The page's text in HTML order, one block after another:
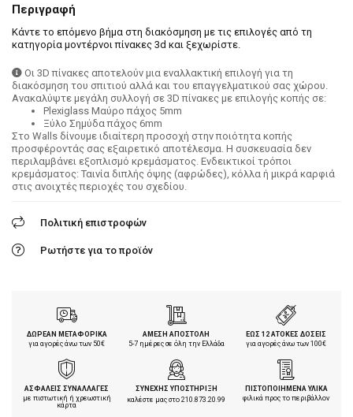
Περιγραφή
Κάντε το επόμενο βήμα στη διακόσμηση με τις επιλογές από τη
κατηγορία μοντέρνοι πίνακες 3d και ξεχωρίστε.
Οι 3D πίνακες αποτελούν μια εναλλακτική επιλογή για τη
διακόσμηση του σπιτιού αλλά και του επαγγελματικού σας χώρου.
Ανακαλύψτε μεγάλη συλλογή σε 3D πίνακες με επιλογής κοπής σε:
Plexiglass Μαύρο πάχος 5mm
Ξύλο Σημύδα πάχος 6mm
Στο Walls δίνουμε ιδιαίτερη προσοχή στην ποιότητα κοπής
προσφέροντάς σας εξαιρετικό αποτέλεσμα. Η συσκευασία δεν
περιλαμβάνει εξοπλισμό κρεμάσματος. Ενδεικτικοί τρόποι
κρεμάσματος: Ταινία διπλής όψης (αφρώδες), κόλλα ή μικρά καρφιά
στις ανοιχτές περιοχές του σχεδίου.
Πολιτική επιστροφών
Ρωτήστε για το προϊόν
ΔΩΡΕΑΝ ΜΕΤΑΦΟΡΙΚΑ
για αγορές άνω των 50€
ΑΜΕΣΗ ΑΠΟΣΤΟΛΗ
5-7 ημέρες σε όλη την Ελλάδα
ΕΩΣ 12 ΑΤΟΚΕΣ ΔΟΣΕΙΣ
για αγορές άνω των 100€
ΑΣΦΑΛΕΙΣ ΣΥΝΑΛΛΑΓΕΣ
με πιστωτική ή χρεωστική
κάρτα
ΣΥΝΕΧΗΣ ΥΠΟΣΤΗΡΙΞΗ
καλέστε μας στο210.873.20.99
ΠΙΣΤΟΠΟΙΗΜΕΝΑ ΥΛΙΚΑ
φιλικά προς το περιβάλλον